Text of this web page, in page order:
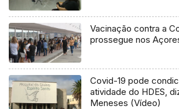
Vacinação contra a
prossegue nos
Covid-19 pode
atividade do HDES,
Meneses (Vídeo)